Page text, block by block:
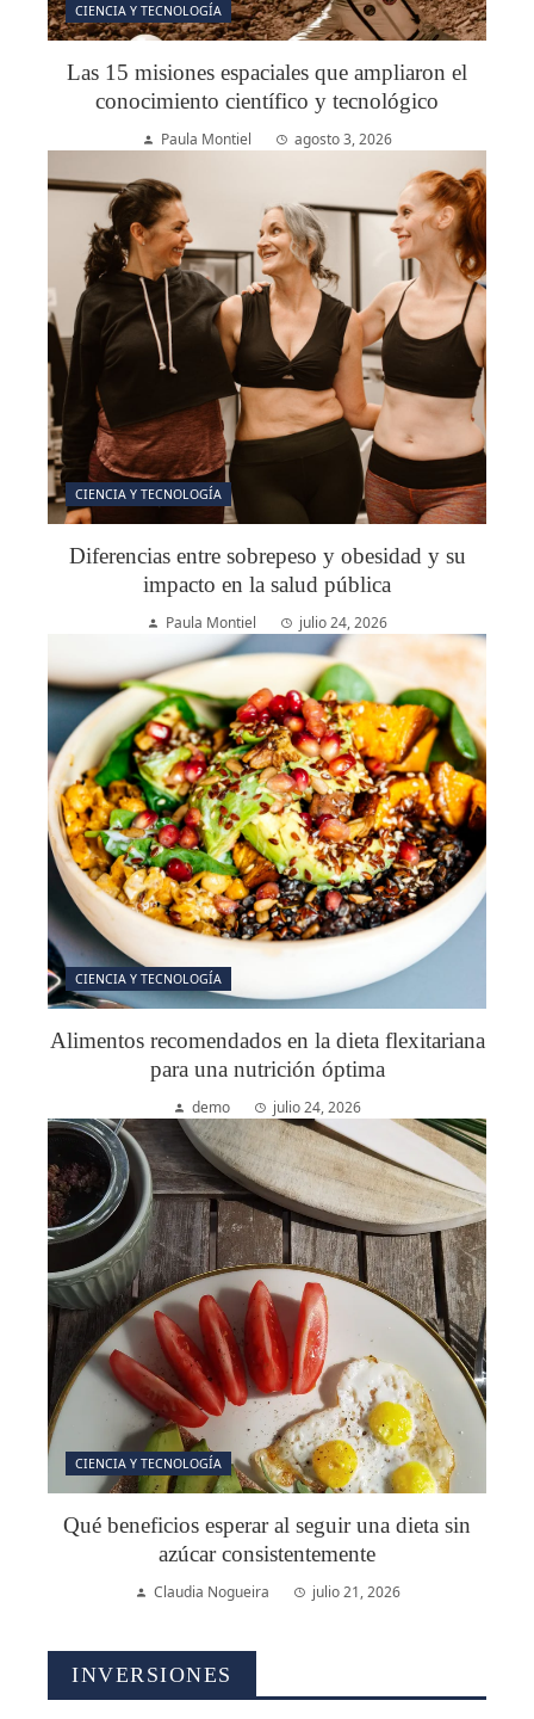
CIENCIA Y TECNOLOGÍA
Las 15 misiones espaciales que ampliaron el
conocimiento científico y tecnológico
Paula Montiel agosto 3, 2026
CIENCIA Y TECNOLOGÍA
Diferencias entre sobrepeso y obesidad y su
impacto en la salud pública
Paula Montiel julio 24, 2026
CIENCIA Y TECNOLOGÍA
Alimentos recomendados en la dieta flexitariana
para una nutrición óptima
demo julio 24, 2026
CIENCIA Y TECNOLOGÍA
Qué beneficios esperar al seguir una dieta sin
azúcar consistentemente
Claudia Nogueira julio 21, 2026
INVERSIONES